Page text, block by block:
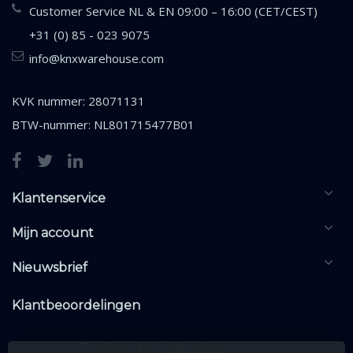
Customer Service NL & EN 09:00 – 16:00 (CET/CEST)
+31 (0) 85 - 023 9075
info@knxwarehouse.com
KVK nummer: 28071131
BTW-nummer: NL801715477B01
Klantenservice
Mijn account
Nieuwsbrief
Klantbeoordelingen